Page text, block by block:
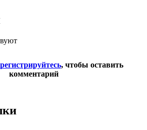
, чтобы оставить
комментарий